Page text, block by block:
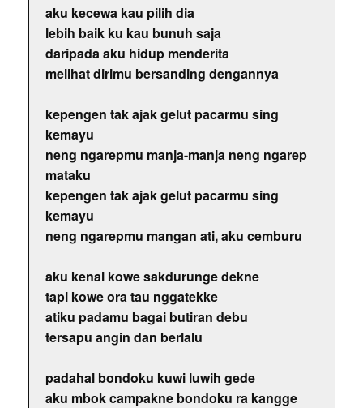
aku kecewa kau pilih dia
lebih baik ku kau bunuh saja
daripada aku hidup menderita
melihat dirimu bersanding dengannya
kepengen tak ajak gelut pacarmu sing
kemayu
neng ngarepmu manja-manja neng ngarep
mataku
kepengen tak ajak gelut pacarmu sing
kemayu
neng ngarepmu mangan ati, aku cemburu
aku kenal kowe sakdurunge dekne
tapi kowe ora tau nggatekke
atiku padamu bagai butiran debu
tersapu angin dan berlalu
padahal bondoku kuwi luwih gede
aku mbok campakne bondoku ra kangge